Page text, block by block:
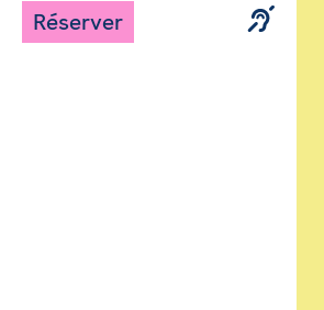
Réserver